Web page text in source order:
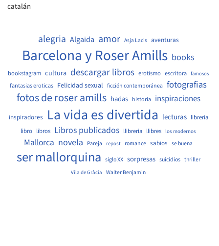
catalán
alegria Algaida amor Asja Lacis aventuras
Barcelona y Roser Amills books
bookstagram cultura descargar libros erotismo escritora famosos
fantasias eroticas Felicidad sexual ficción contemporánea fotografias
fotos de roser amills hadas historia inspiraciones
inspiradores La vida es divertida lecturas libreria
libro libros Libros publicados llibreria llibres los modernos
Mallorca novela Pareja repost romance sabios se buena
ser mallorquina siglo XX sorpresas suicidios thriller
Vila de Gràcia Walter Benjamin